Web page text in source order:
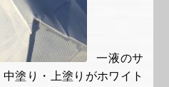
一液のサ
塗り・上塗りがホワイト